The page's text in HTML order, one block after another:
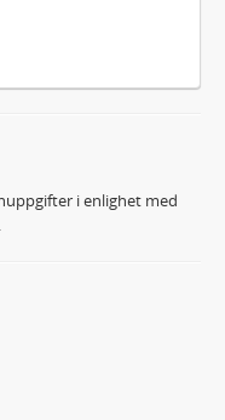
i enlighet med